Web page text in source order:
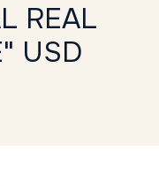
REAL
USD